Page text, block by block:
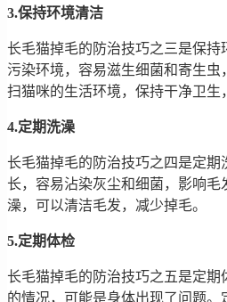
3.保持环境清洁
长毛猫掉毛的防治技巧之三是保
污染环境，容易滋生细菌和寄生
扫猫咪的生活环境，保持干净卫生
4.定期洗澡
长毛猫掉毛的防治技巧之四是定
长，容易沾染灰尘和细菌，影响
澡，可以清洁毛发，减少掉毛。
5.定期体检
长毛猫掉毛的防治技巧之五是定
的情况，可能是身体出现了问题